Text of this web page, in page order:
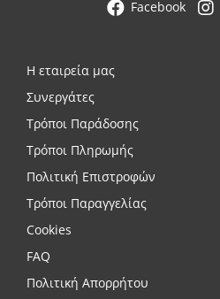
Facebook
Η εταιρεία μας
Συνεργάτες
Τρόποι Παράδοσης
Τρόποι Πληρωμής
Πολιτική Επιστροφών
Τρόποι Παραγγελίας
Cookies
FAQ
Πολιτική Απορρήτου